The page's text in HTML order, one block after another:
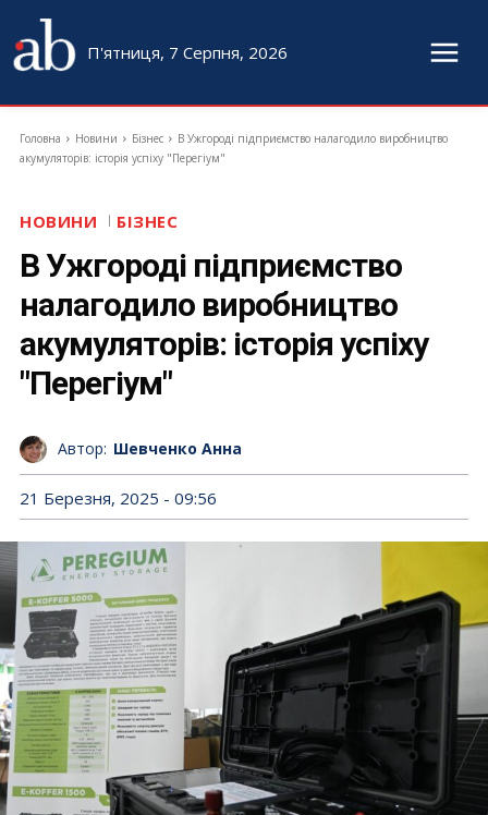
П'ятниця, 7 Серпня, 2026
Головна Новини Бізнес
В Ужгороді підприємство налагодило виробництво
акумуляторів: історія успіху "Перегіум"
НОВИНИ БІЗНЕС
В Ужгороді підприємство
налагодило виробництво
акумуляторів: історія успіху
"Перегіум"
Автор: Шевченко Анна
21 Березня, 2025 - 09:56